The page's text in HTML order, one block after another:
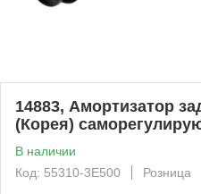
14883, Амортизатор
(Корея)
В наличии
Код: 55310-3E500
Розница